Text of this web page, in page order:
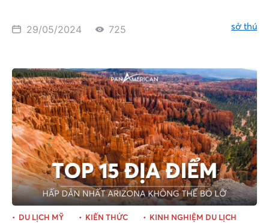
29/05/2024 725 sở thú
DU LỊCH MỸ KIẾN THỨC KINH NGHIỆM DU LỊCH